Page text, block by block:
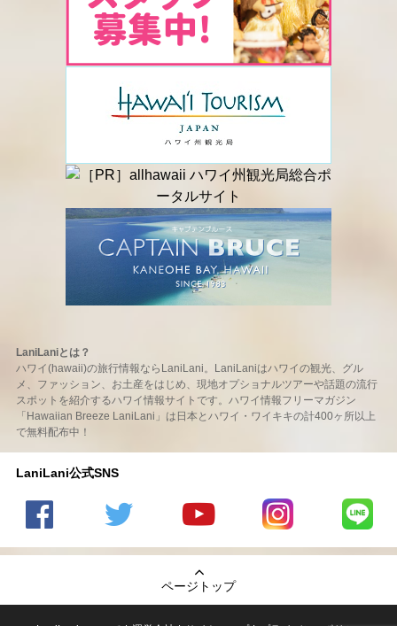
LaniLaniとは？
ハワイ(hawaii)の旅行情報ならLaniLani。LaniLaniはハワイの観光、グル
メ、ファッション、お土産をはじめ、現地オプショナルツアーや話題の流行
スポットを紹介するハワイ情報サイトです。ハワイ情報フリーマガジン
「Hawaiian Breeze LaniLani」は日本とハワイ・ワイキキの計400ヶ所以上
で無料配布中！
LaniLani公式SNS
の
のtwitter
の
Youtube
チャンネ
ページトップ